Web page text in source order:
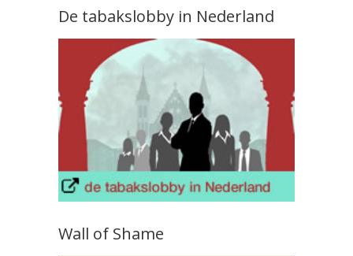
De tabakslobby in Nederland
Wall of Shame